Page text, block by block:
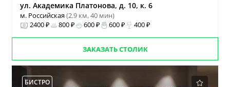
ул. Академика Платонова, д. 10, к. 6
м. Российская(2.9 км, 40 мин)
2400 ₽
800 ₽ 600 ₽ 600 ₽ 400 ₽
ЗАКАЗАТЬ СТОЛИК
БИСТРО